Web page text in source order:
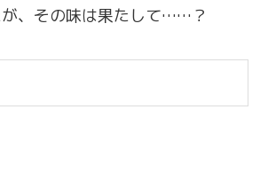
が、その味は果たして……？